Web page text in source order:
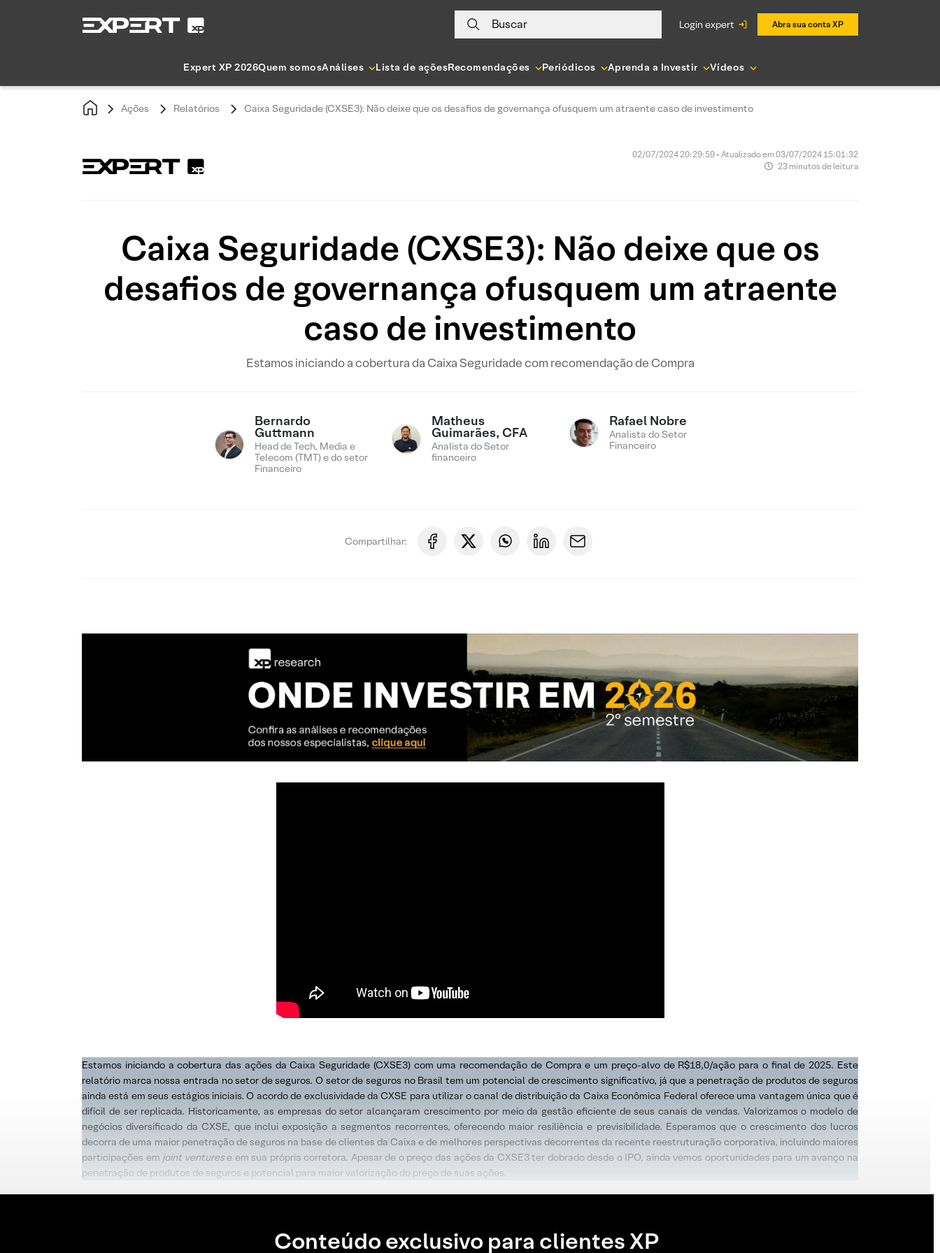
Buscar login expert Abra sua conta XP
Expert XP 2026Quem somosAnálises Lista de açõesRecomendações Periódicos Aprenda a Investir Vídeos
Ações Relatórios Caixa Seguridade (CXSE3): Não deixe que os desafios de governança ofusquem um atraente caso de investimento
02/07/2024 20:29:59 • Atualizado em 03/07/2024 15:01:32
23 minutos de leitura
Caixa Seguridade (CXSE3): Não deixe que os
desafios de governança ofusquem um atraente
caso de investimento
Estamos iniciando a cobertura da Caixa Seguridade com recomendação de Compra
Bernardo
Guttmann
Head de Tech, Media e
Telecom (TMT) e do setor
Financeiro
Matheus
Guimarães, CFA
Analista do Setor
financeiro
Rafael Nobre
Analista do Setor
Financeiro
Compartilhar:
Estamos iniciando a cobertura das ações da Caixa Seguridade (CXSE3) com uma recomendação de Compra e um preço-alvo de R$18,0/ação para o final de 2025. Este
relatório marca nossa entrada no setor de seguros. O setor de seguros no Brasil tem um potencial de crescimento significativo, já que a penetração de produtos de seguros
ainda está em seus estágios iniciais. O acordo de exclusividade da CXSE para utilizar o canal de distribuição da Caixa Econômica Federal oferece uma vantagem única que é
difícil de ser replicada. Historicamente, as empresas do setor alcançaram crescimento por meio da gestão eficiente de seus canais de vendas. Valorizamos o modelo de
negócios diversificado da CXSE, que inclui exposição a segmentos recorrentes, oferecendo maior resiliência e previsibilidade. Esperamos que o crescimento dos lucros
decorra de uma maior penetração de seguros na base de clientes da Caixa e de melhores perspectivas decorrentes da recente reestruturação corporativa, incluindo maiores
participações em joint venturese em sua própria corretora. Apesar de o preço das ações da CXSE3 ter dobrado desde o IPO, ainda vemos oportunidades para um avanço na
penetração de produtos de seguros e potencial para maior valorização do preço de suas ações.
Conteúdo exclusivo para clientes XP